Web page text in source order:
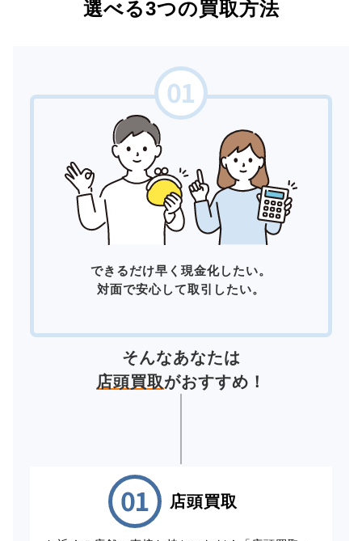
選べる3つの買取方法
できるだけ早く現金化したい。
対面で安心して取引したい。
そんなあなたは
店頭買取がおすすめ！
店頭買取